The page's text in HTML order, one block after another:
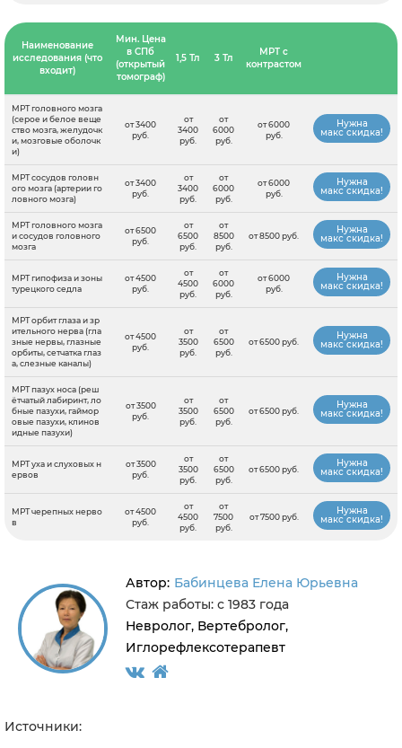
Наименование
исследования (что
входит)
Мин. Цена
в СПб
(открытый
томограф)
1,5 Тл 3 Тл
МРТ с
контрастом
МРТ головного мозга
(серое и белое веще
ство мозга, желудочк
и, мозговые оболочк
и)
от 3400
руб.
от
3400
руб.
от
6000
руб.
от 6000
руб.
Нужна
макс скидка!
МРТ сосудов головн
ого мозга (артерии го
ловного мозга)
от 3400
руб.
от
3400
руб.
от
6000
руб.
от 6000
руб.
Нужна
макс скидка!
МРТ головного мозга
и сосудов головного
мозга
от 6500
руб.
от
6500
руб.
от
8500
руб.
от 8500 руб.
Нужна
макс скидка!
МРТ гипофиза и зоны
турецкого седла
от 4500
руб.
от
4500
руб.
от
6000
руб.
от 6000
руб.
Нужна
макс скидка!
МРТ орбит глаза и зр
ительного нерва (гла
зные нервы, глазные
орбиты, сетчатка глаз
а, слезные каналы)
от 4500
руб.
от
3500
руб.
от
6500
руб.
от 6500 руб.
Нужна
макс скидка!
МРТ пазух носа (реш
ётчатый лабиринт, ло
бные пазухи, гаймор
овые пазухи, клинов
идные пазухи)
от 3500
руб.
от
3500
руб.
от
6500
руб.
от 6500 руб.
Нужна
макс скидка!
МРТ уха и слуховых н
ервов
от 3500
руб.
от
3500
руб.
от
6500
руб.
от 6500 руб.
Нужна
макс скидка!
МРТ черепных нерво
в
от 4500
руб.
от
4500
руб.
от
7500
руб.
от 7500 руб.
Нужна
макс скидка!
Автор: Бабинцева Елена Юрьевна
Стаж работы: с 1983 года
Невролог, Вертебролог,
Иглорефлексотерапевт
Источники: